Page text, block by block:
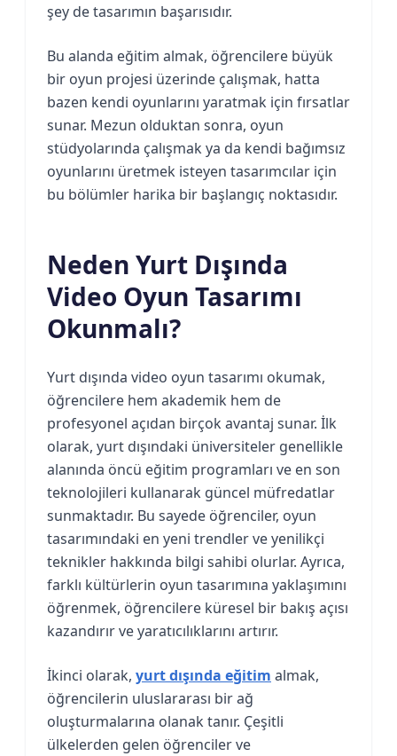
şey de tasarımın başarısıdır.
Bu alanda eğitim almak, öğrencilere büyük
bir oyun projesi üzerinde çalışmak, hatta
bazen kendi oyunlarını yaratmak için fırsatlar
sunar. Mezun olduktan sonra, oyun
stüdyolarında çalışmak ya da kendi bağımsız
oyunlarını üretmek isteyen tasarımcılar için
bu bölümler harika bir başlangıç noktasıdır.
Neden Yurt Dışında
Video Oyun Tasarımı
Okunmalı?
Yurt dışında video oyun tasarımı okumak,
öğrencilere hem akademik hem de
profesyonel açıdan birçok avantaj sunar. İlk
olarak, yurt dışındaki üniversiteler genellikle
alanında öncü eğitim programları ve en son
teknolojileri kullanarak güncel müfredatlar
sunmaktadır. Bu sayede öğrenciler, oyun
tasarımındaki en yeni trendler ve yenilikçi
teknikler hakkında bilgi sahibi olurlar. Ayrıca,
farklı kültürlerin oyun tasarımına yaklaşımını
öğrenmek, öğrencilere küresel bir bakış açısı
kazandırır ve yaratıcılıklarını artırır.
İkinci olarak, yurt dışında eğitim almak,
öğrencilerin uluslararası bir ağ
oluşturmalarına olanak tanır. Çeşitli
ülkelerden gelen öğrenciler ve